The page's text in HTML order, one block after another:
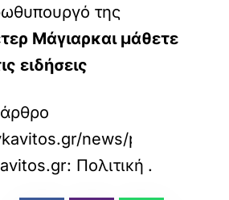
της
Μάγιαρκαι μάθετε
ειδήσεις
news/politics/
Πολιτική .